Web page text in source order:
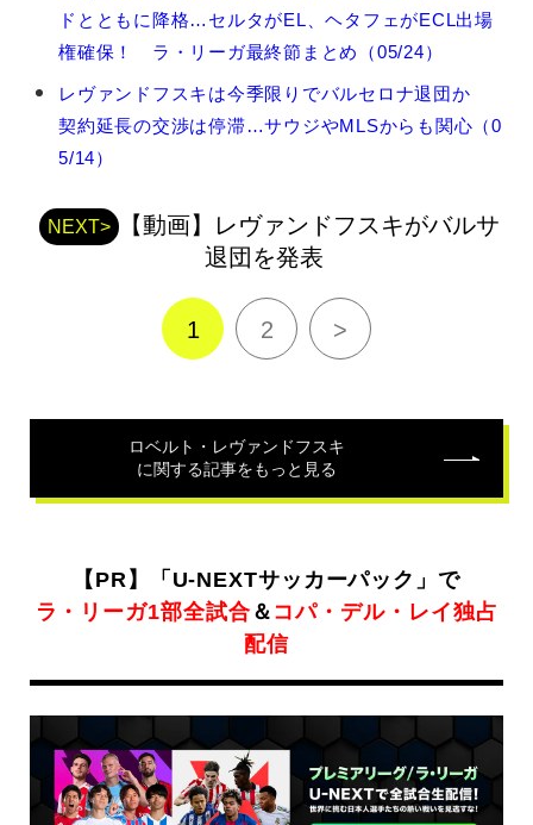
ト・
ヴ
ス
キ
ドとともに降格…セルタがEL、ヘタフェがECL出場
権確保！ ラ・リーガ最終節まとめ（05/24）
レヴァンドフスキは今季限りでバルセロナ退団か
契約延長の交渉は停滞…サウジやMLSからも関心（0
5/14）
NEXT>
【動画】レヴァンドフスキがバルサ
退団を発表
1 2 >
ロベルト・レヴァンドフスキ
に関する記事をもっと見る
【PR】「U-NEXTサッカーパック」で
ラ・リーガ1部全試合 ＆ コパ・デル・レイ独占
配信